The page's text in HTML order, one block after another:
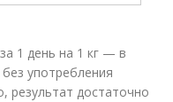
1 день на 1 кг — в
употребления
результат достаточно